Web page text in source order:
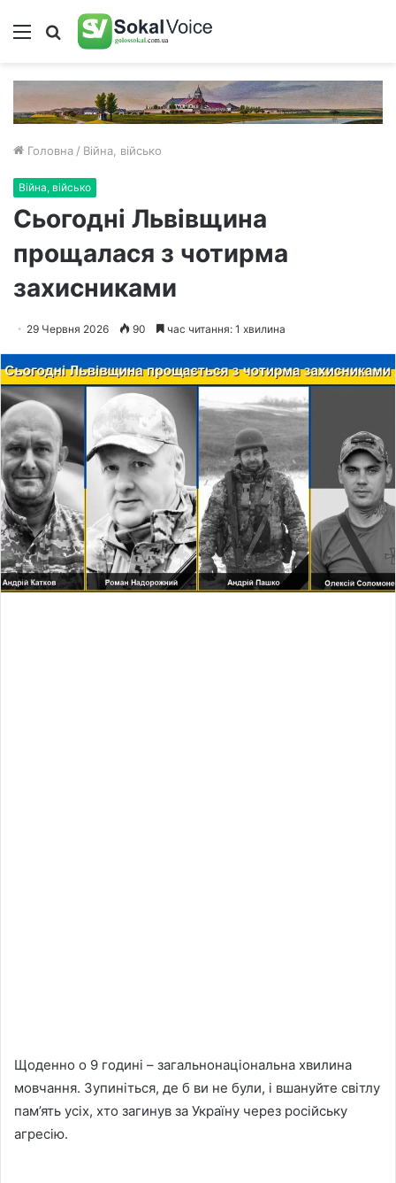
Меню Пошук
Головна / Війна, військо
Війна, військо
Сьогодні Львівщина
прощалася з чотирма
захисниками
29 Червня 2026 90 час читання: 1 хвилина
Щоденно о 9 годині – загальнонаціональна хвилина
мовчання. Зупиніться, де б ви не були, і вшануйте світлу
пам’ять усіх, хто загинув за Україну через російську
агресію.